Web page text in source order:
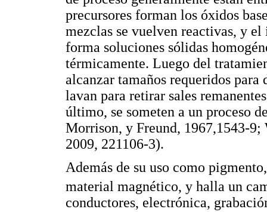
precursores forman los óxidos
mezclas se vuelven reactivas, y
forma soluciones sólidas
térmicamente. Luego del
alcanzar tamaños requeridos
lavan para retirar sales
último, se someten a un proceso
Morrison, y Freund, 1967,1543-9;
2009, 221106-3).
Además de su uso como
material magnético, y halla un
conductores, electrónica,